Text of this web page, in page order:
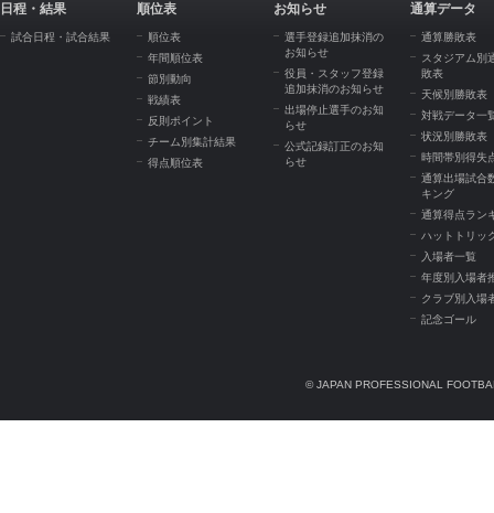
日程・結果
試合日程・試合結果
順位表
順位表
年間順位表
節別動向
戦績表
反則ポイント
チーム別集計結果
得点順位表
お知らせ
選手登録追加抹消の
お知らせ
役員・スタッフ登録
追加抹消のお知らせ
出場停止選手のお知
らせ
公式記録訂正のお知
らせ
通算データ
通算勝敗表
スタジアム別
敗表
天候別勝敗表
対戦データ一
状況別勝敗表
時間帯別得失
通算出場試合
キング
通算得点ラン
ハットトリッ
入場者一覧
年度別入場者
クラブ別入場
記念ゴール
© JAPAN PROFESSIONAL